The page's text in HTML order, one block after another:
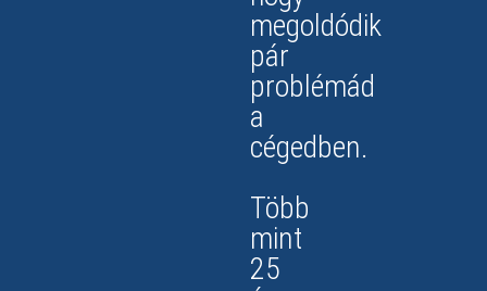
megoldódik
pár
problémád
a
cégedben.
Több
mint
25